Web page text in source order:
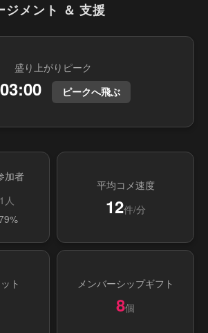
ジメント ＆ 支援
盛り上がりピーク
ピークへ飛ぶ
加者
人
平均コメ速度
12件/分
ト メンバーシップギフト
8個